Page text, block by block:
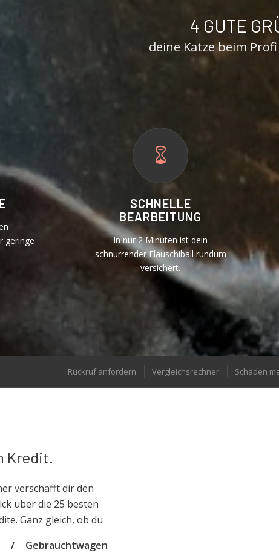
4 GUTE
deine Katze beim
geringe
SCHNELLE
BEARBEITUNG
In nur 2 Minuten ist dein
schnurrender Flauschiball rundum
versichert.
Rückruf anfordern Vergleichsrechner Schaden
Kredit.
verschafft dir den
über die 25 besten
Ganz gleich, ob du
/ Gebrauchtwagen